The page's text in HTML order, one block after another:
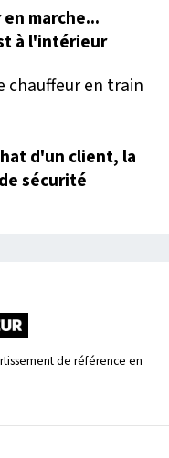
marche...
à l'intérieur
d'un client, la
sécurité
de référence en